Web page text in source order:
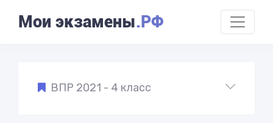
Мои экзамены.РФ
ВПР 2021 - 4 класс